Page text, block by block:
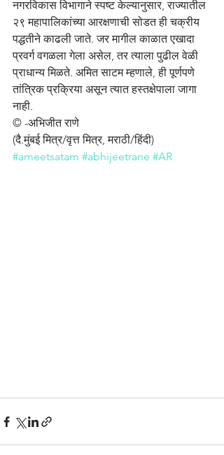
नगरविकास विभागाने स्पष्ट केल्यानुसार, राज्यातील
२९ महापालिकांच्या आरक्षणाची सोडत ही चक्रीय
पद्धतीने काढली जाते. जर मागील काळात एखादा
प्रवर्ग वगळला गेला असेल, तर त्याला पुढील वेळी
प्राधान्य मिळते. अमित साटम म्हणाले, ही पूर्णपणे
तांत्रिक प्रक्रिया असून त्यात हस्तक्षेपाला जागा
नाही.
© -अभिजीत राणे
(दै.मुंबई मित्र/वृत्त मित्र, मराठी/हिंदी)
#ameetsatam #abhijeetrane #AR